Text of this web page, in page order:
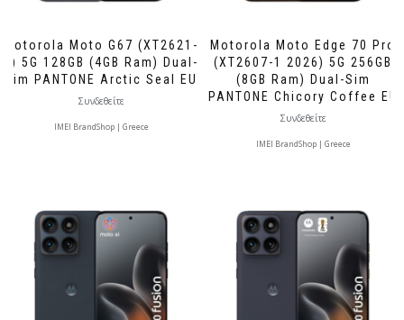
Motorola Moto G67 (XT2621-
2) 5G 128GB (4GB Ram) Dual-
Sim PANTONE Arctic Seal EU
Συνδεθείτε
IMEI BrandShop | Greece
Motorola Moto Edge 70 Pro
(XT2607-1 2026) 5G 256GB
(8GB Ram) Dual-Sim
PANTONE Chicory Coffee EU
Συνδεθείτε
IMEI BrandShop | Greece